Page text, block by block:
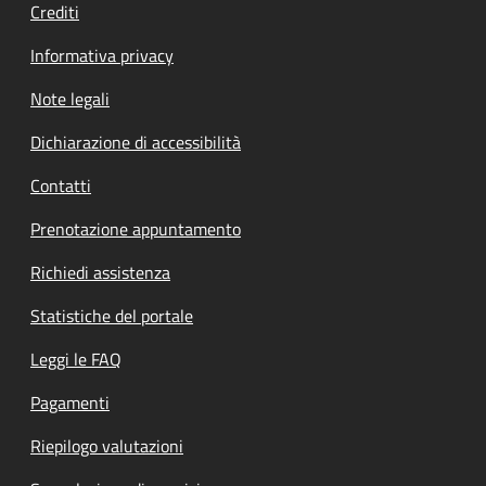
Crediti
Informativa privacy
Note legali
Dichiarazione di accessibilità
Contatti
Prenotazione appuntamento
Richiedi assistenza
Statistiche del portale
Leggi le FAQ
Pagamenti
Riepilogo valutazioni